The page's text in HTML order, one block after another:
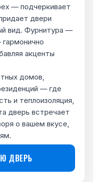
— подчеркивает
двери
вид. Фурнитура —
акценты
домов,
— где
и теплоизоляция,
дверь встречает
о вашем вкусе,
ДВЕРЬ